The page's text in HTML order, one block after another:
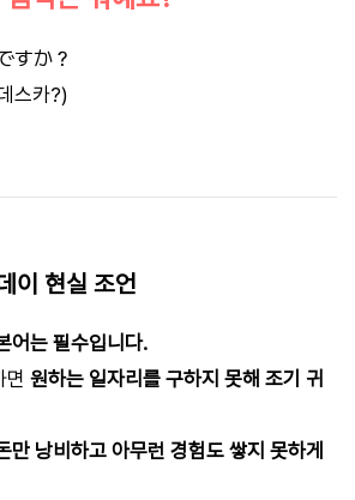
すか？
스카?)
이 현실 조언
어는 필수입니다.
면 원하는 일자리를 구하지 못해 조기 귀
만 낭비하고 아무런 경험도 쌓지 못하게